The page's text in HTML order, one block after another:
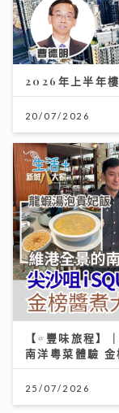
2026年上半年
20/07/2026
【#豐味旅程】
南洋粵菜體驗
25/07/2026